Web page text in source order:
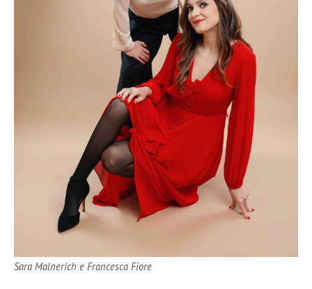
Sara Malnerich e Francesca Fiore